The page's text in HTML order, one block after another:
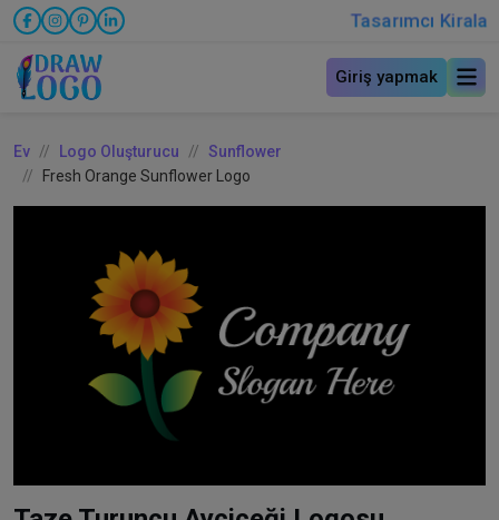
Tasarımcı Kirala
Giriş yapmak
Ev Logo Oluşturucu
Sunflower
Fresh Orange Sunflower Logo